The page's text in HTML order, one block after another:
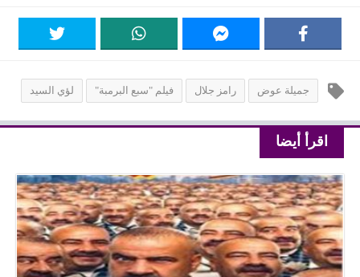
جميلة عوض رامز جلال فيلم "سبع البرمبة" لؤي السيد
اقرأ أيضا